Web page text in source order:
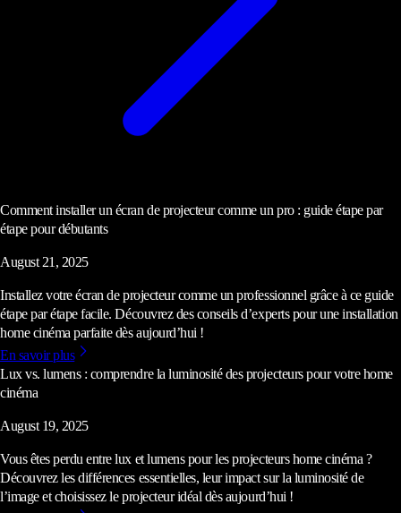
Comment installer un écran de projecteur comme un pro : guide étape par
étape pour débutants
August 21, 2025
Installez votre écran de projecteur comme un professionnel grâce à ce guide
étape par étape facile. Découvrez des conseils d’experts pour une installation
home cinéma parfaite dès aujourd’hui !
En savoir plus
Lux vs. lumens : comprendre la luminosité des projecteurs pour votre home
cinéma
August 19, 2025
Vous êtes perdu entre lux et lumens pour les projecteurs home cinéma ?
Découvrez les différences essentielles, leur impact sur la luminosité de
l’image et choisissez le projecteur idéal dès aujourd’hui !